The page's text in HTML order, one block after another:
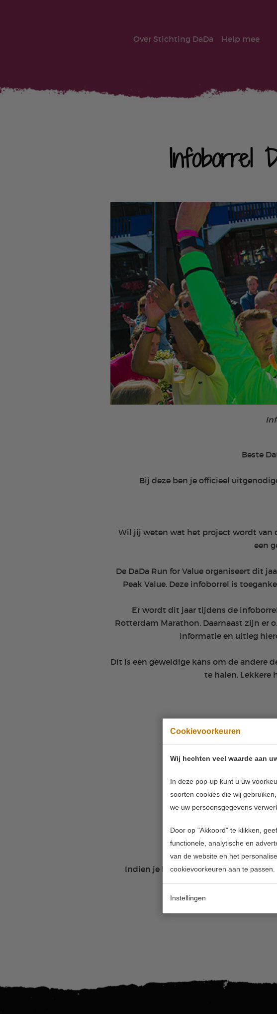
Cookievoorkeuren
Wij hechten veel waarde aan
In deze pop-up kunt u uw
soorten cookies die wij
we uw persoonsgegevens
Door op "Akkoord" te klikken,
functionele, analytische en
van de website en het
cookievoorkeuren aan te passen.
Instellingen
Over Stichting DaDa Help mee
Infoborrel
Beste
Bij deze ben je officieel
Wil jij weten wat het project wordt van
een
De DaDa Run for Value organiseert dit
Peak Value. Deze infoborrel is
Er wordt dit jaar tijdens de
Rotterdam Marathon. Daarnaast zijn er
informatie en uitleg
Dit is een geweldige kans om de andere
te halen. Lekkere
Indien je hierbij wilt zijn, stuur een e-